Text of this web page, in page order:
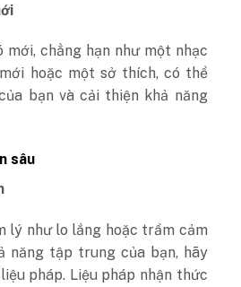
mới, chẳng hạn như một nhạc
hoặc một sở thích, có thể
bạn và cải thiện khả năng
sâu
lý như lo lắng hoặc trầm cảm
năng tập trung của bạn, hãy
pháp. Liệu pháp nhận thức